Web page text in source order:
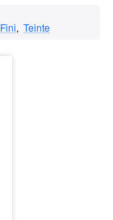
Fini, Teinte